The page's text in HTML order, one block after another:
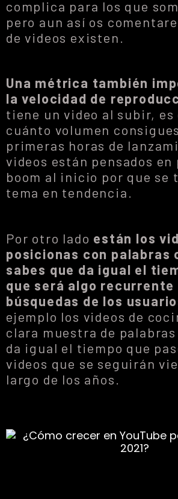
complica para los que
pero aun así os
de videos existen.
Una métrica también
la velocidad de
tiene un video al subir, es
cuánto volumen
primeras horas de
videos están pensados en
boom al inicio por que se
tema en tendencia.
Por otro lado están los
posicionas con palabras
sabes que da igual el
que será algo recurrente
búsquedas de los
ejemplo los videos de
clara muestra de
da igual el tiempo que
videos que se seguirán
largo de los años.